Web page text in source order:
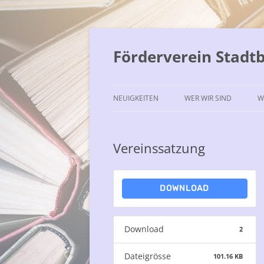
Förderverein
NEUIGKEITEN WER WIR SIND
Vereinssatzung
DOWNLOAD
Download 2
Dateigrösse 101.16 KB